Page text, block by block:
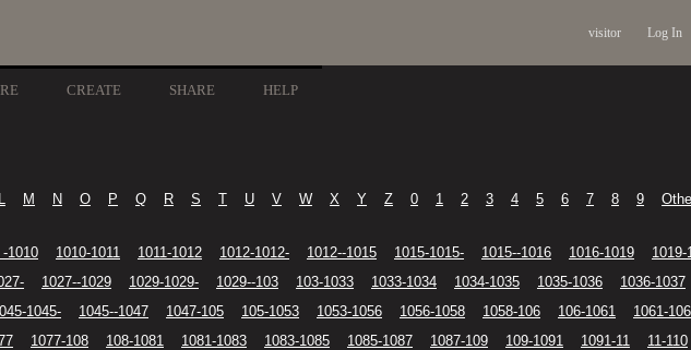
visitor Log In
CREATE SHARE HELP
L M N O P Q R S T U V W X Y Z 0 1 2 3 4 5 6 7 8 9
-1010 1010-1011 1011-1012 1012-1012- 1012--1015 1015-1015- 1015--1016 1016-1019 1019-
1027--1029 1029-1029- 1029--103 103-1033 1033-1034 1034-1035 1035-1036 1036-1037
1045- 1045--1047 1047-105 105-1053 1053-1056 1056-1058 1058-106 106-1061 1061-
1077-108 108-1081 1081-1083 1083-1085 1085-1087 1087-109 109-1091 1091-11 11-110